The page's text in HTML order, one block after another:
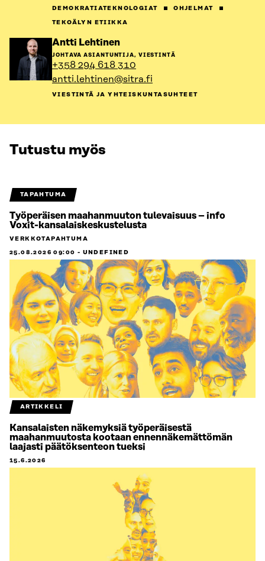
DEMOKRATIATEKNOLOGIAT
OHJELMAT
TEKOÄLYN ETIIKKA
Antti LehtinenSiirry
henkilön
sivulle
JOHTAVA ASIANTUNTIJA, VIESTINTÄ
+358 294 618 310
antti.lehtinen@sitra.fi
VIESTINTÄ JA YHTEISKUNTASUHTEET
Tutustu myös
TAPAHTUMA
Työperäisen maahanmuuton tulevaisuus – info
Voxit-kansalaiskeskustelusta
VERKKOTAPAHTUMA
25.08.2026 09:00 - UNDEFINED
ARTIKKELI
Kansalaisten näkemyksiä työperäisestä
maahanmuutosta kootaan ennennäkemättömän
laajasti päätöksenteon tueksi
15.6.2026